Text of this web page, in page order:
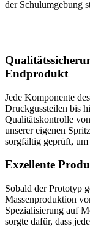
der Schulumgebung
Endprodukt
Jede Komponente
Druckgussteilen bis
Qualitätskontrolle
unserer eigenen
sorgfältig geprüft, um
Exzellente
Sobald der Prototyp
Massenproduktion
Spezialisierung auf
sorgte dafür, dass